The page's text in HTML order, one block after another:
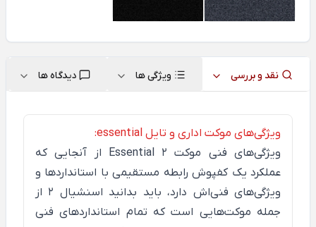
نقد و بررسی ویژگی ها دیدگاه ها
ویژگی‌های موکت اداری و تایل essential:
ویژگی‌های فنی موکت Essential 2 از آنجایی که
عملکرد یک کفپوش رابطه مستقیمی با استانداردها و
ویژگی‌های فنی‌اش دارد، باید بدانید اسنشیال 2 از
جمله موکت‌هایی است که تمام استانداردهای فنی